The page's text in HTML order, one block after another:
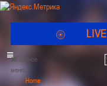
LIVE
Главное
меню
Home